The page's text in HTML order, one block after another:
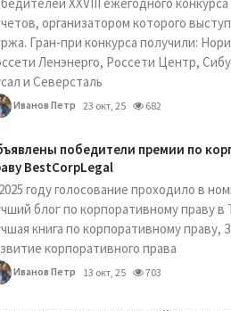
организатором которого
Гран-при конкурса получили:
Ленэнерго, Россети Центр,
и Северсталь
Иванов Петр 23 окт, 25 682
победители премии по
BestCorpLegal
году голосование проходило в
блог по корпоративному праву в
книга по корпоративному праву,
корпоративного права
Иванов Петр 13 окт, 25 703